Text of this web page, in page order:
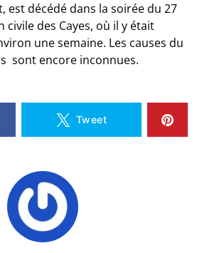
est décédé dans la soirée du 27
civile des Cayes, où il y était
une semaine. Les causes du
sont encore inconnues.
Tweet